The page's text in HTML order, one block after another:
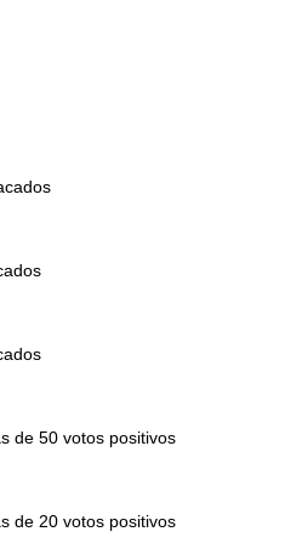
de 50 votos positivos
de 20 votos positivos